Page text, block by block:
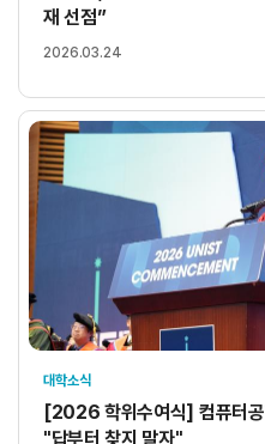
재 선점”
2026.03.24
대학소식
[2026 학위수여식] 컴퓨터공
"답부터 찾지 말자"